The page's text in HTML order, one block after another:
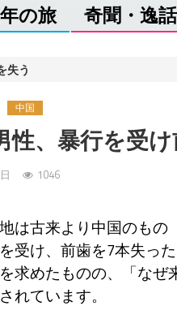
の旅 奇聞・逸話
失う
中国
、暴行を受
1046
は古来より中国のもの
受け、前歯を7本失った
求めたものの、「なぜ
ています。